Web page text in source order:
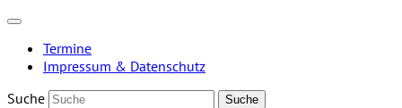
Weiter
Inhalt Termine
Impressum & Datenschutz
Suche